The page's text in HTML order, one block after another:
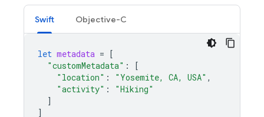
Swift Objective-C
let metadata = [
"customMetadata" :
[
"location" : "Yosemite, CA, USA" ,
"activity" :
"Hiking"
]
]